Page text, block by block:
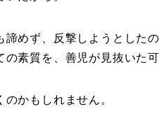
諦めず、反撃しようとした
素質を、善児が見抜いた
かもしれません。